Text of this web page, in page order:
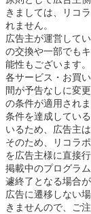
きましては、リコ
れません。
広告主が運営して
の交換や一部でも
能性もございます。
各サービス・お買
間が予告なしに変
の条件が適用されま
条件を達成してい
いるため、広告主
そのため、リコラ
を広告主様に直接
掲載中のプログラ
遽終了となる場合が
広告に遷移しない
きませんので、ご